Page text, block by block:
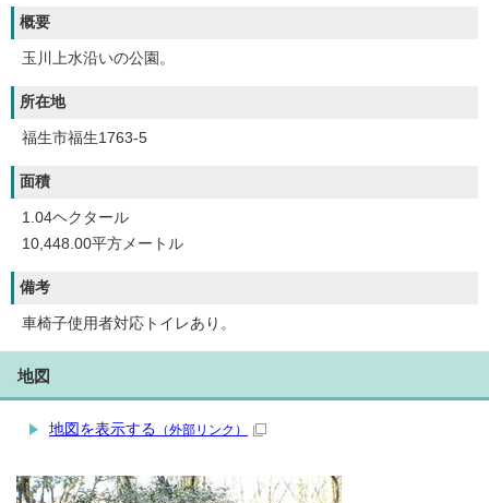
概要
玉川上水沿いの公園。
所在地
福生市福生1763-5
面積
1.04ヘクタール
10,448.00平方メートル
備考
車椅子使用者対応トイレあり。
地図
地図を表示する （外部リンク）